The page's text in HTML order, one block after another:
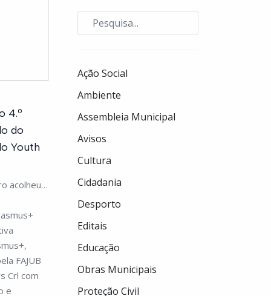
4.º
do
Youth
acolheu a
FAJUB
Crl com
e
Ação Social
Ambiente
Assembleia Municipal
Avisos
Cultura
Cidadania
Desporto
Editais
Educação
Obras Municipais
Proteção Civil